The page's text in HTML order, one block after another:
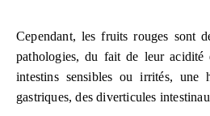
Cependant, les fruits rouges sont
pathologies, du fait de leur acidité
intestins sensibles ou irrités, une
gastriques, des diverticules